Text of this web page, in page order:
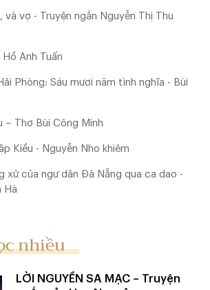
và vợ - Truyện ngắn Nguyễn Thị Thu
Anh Tuấn
Phòng: Sáu mươi năm tình nghĩa - Bùi
– Thơ Bùi Công Minh
Kiều - Nguyễn Nho khiêm
xử của ngư dân Đà Nẵng qua ca dao -
Hà
nhiều
LỜI NGUYỀN SA MẠC – Truyện